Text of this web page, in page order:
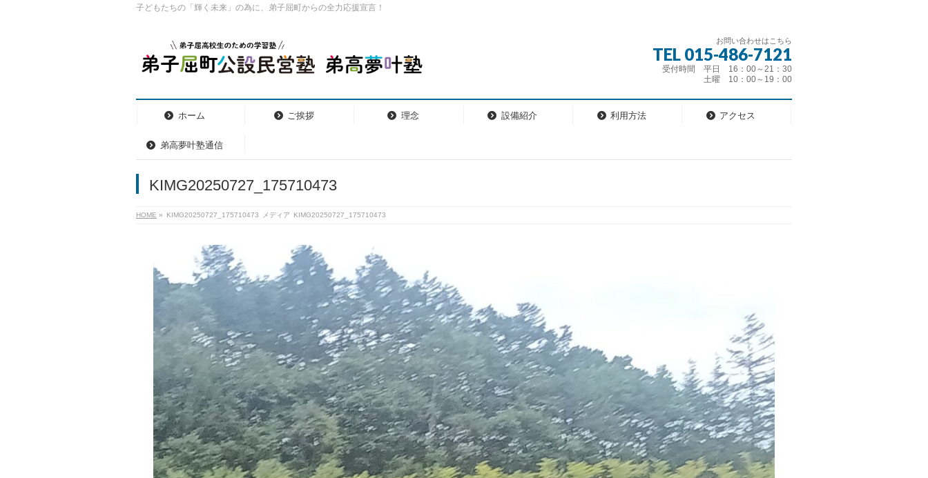
子どもたちの「輝く未来」の為に、弟子屈町からの全力応援宣言！
お問い合わせはこちら
TEL 015-486-7121
受付時間 平日 16：00～21：30
土曜 10：00～19：00
ホーム ご挨拶 理念 設備紹介 利用方法 アクセス
弟高夢叶塾通信
KIMG20250727_175710473
HOME » KIMG20250727_175710473 メディア KIMG20250727_175710473